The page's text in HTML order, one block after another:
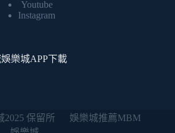
Youtube
Instagram
樂城APP下載
2025 保留所 娛樂城推薦MBM